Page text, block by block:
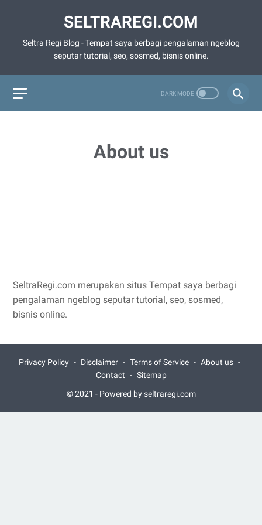
SELTRAREGI.COM
Seltra Regi Blog - Tempat saya berbagi pengalaman ngeblog
seputar tutorial, seo, sosmed, bisnis online.
About us
SeltraRegi.com merupakan situs Tempat saya berbagi
pengalaman ngeblog seputar tutorial, seo, sosmed,
bisnis online.
Privacy Policy Disclaimer Terms of Service
About us
Contact
Sitemap
© 2021 - Powered by seltraregi.com